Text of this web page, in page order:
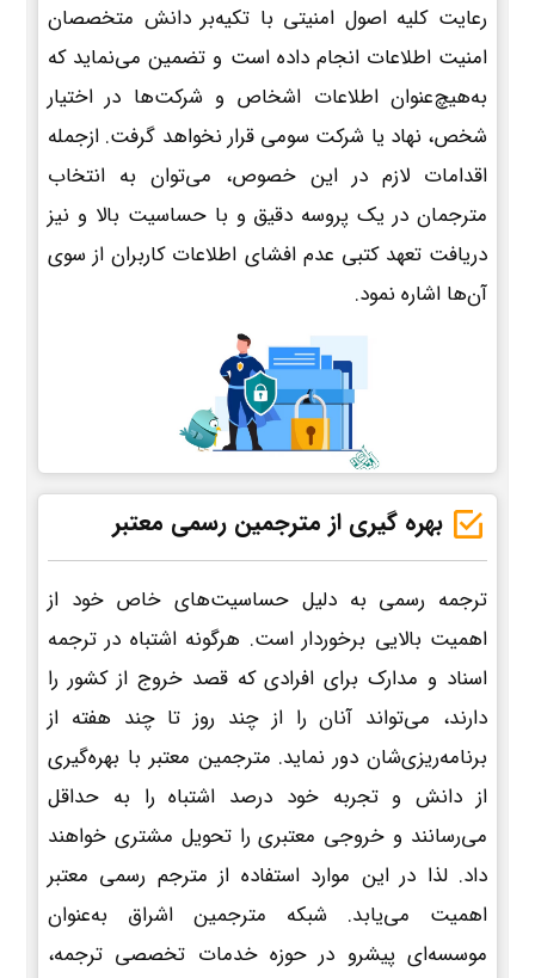
رعایت کلیه اصول امنیتی با تکیه‌بر دانش متخصصان
امنیت اطلاعات انجام داده است و تضمین می‌نماید که
به‌هیچ‌عنوان اطلاعات اشخاص و شرکت‌ها در اختیار
شخص، نهاد یا شرکت سومی قرار نخواهد گرفت. ازجمله
اقدامات لازم در این خصوص، می‌توان به انتخاب
مترجمان در یک پروسه دقیق و با حساسیت بالا و نیز
دریافت تعهد کتبی عدم افشای اطلاعات کاربران از سوی
آن‌ها اشاره نمود.
بهره گیری از مترجمین رسمی معتبر
ترجمه رسمی به دلیل حساسیت‌های خاص خود از
اهمیت بالایی برخوردار است. هرگونه اشتباه در ترجمه
اسناد و مدارک برای افرادی که قصد خروج از کشور را
دارند، می‌تواند آنان را از چند روز تا چند هفته از
برنامه‌ریزی‌شان دور نماید. مترجمین معتبر با بهره‌گیری
از دانش و تجربه خود درصد اشتباه را به حداقل
می‌رسانند و خروجی معتبری را تحویل مشتری خواهند
داد. لذا در این موارد استفاده از مترجم رسمی معتبر
اهمیت می‌یابد. شبکه مترجمین اشراق به‌عنوان
موسسه‌ای پیشرو در حوزه خدمات تخصصی ترجمه،